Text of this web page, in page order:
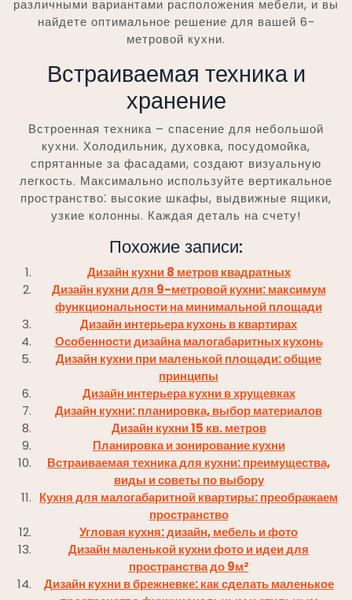
различными вариантами расположения мебели, и вы
найдете оптимальное решение для вашей 6-
метровой кухни.
Встраиваемая техника и
хранение
Встроенная техника – спасение для небольшой
кухни. Холодильник, духовка, посудомойка,
спрятанные за фасадами, создают визуальную
легкость. Максимально используйте вертикальное
пространство⁚ высокие шкафы, выдвижные ящики,
узкие колонны. Каждая деталь на счету!
Похожие записи:
Дизайн кухни 8 метров квадратных
Дизайн кухни для 9-метровой кухни: максимум
функциональности на минимальной площади
Дизайн интерьера кухонь в квартирах
Особенности дизайна малогабаритных кухонь
Дизайн кухни при маленькой площади: общие
принципы
Дизайн интерьера кухни в хрущевках
Дизайн кухни: планировка, выбор материалов
Дизайн кухни 15 кв. метров
Планировка и зонирование кухни
Встраиваемая техника для кухни: преимущества,
виды и советы по выбору
Кухня для малогабаритной квартиры: преображаем
пространство
Угловая кухня: дизайн, мебель и фото
Дизайн маленькой кухни фото и идеи для
пространства до 9м²
Дизайн кухни в брежневке: как сделать маленькое